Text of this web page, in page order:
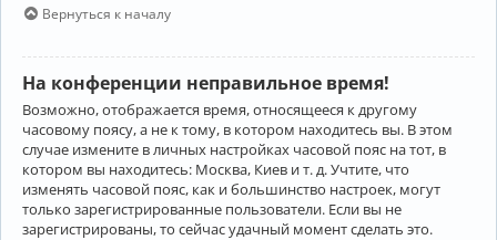
Вернуться к началу
На конференции неправильное время!
Возможно, отображается время, относящееся к другому
часовому поясу, а не к тому, в котором находитесь вы. В этом
случае измените в личных настройках часовой пояс на тот, в
котором вы находитесь: Москва, Киев и т. д. Учтите, что
изменять часовой пояс, как и большинство настроек, могут
только зарегистрированные пользователи. Если вы не
зарегистрированы, то сейчас удачный момент сделать это.